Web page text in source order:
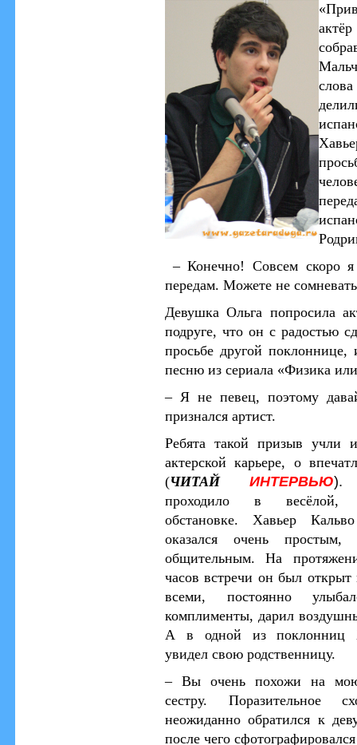
–Конечно! Совсем скоро
передам. Можете не
Девушка Ольга попросила
подруге, что он с радостью
просьбе другой
песню из сериала «Физика
– Я не певец, поэтому
признался артист.
Ребята такой призыв учли
актерской карьере, о
(ЧИТАЙ ИНТЕРВЬЮ
проходило в весёлой,
обстановке. Хавьер
оказался очень
общительным. На
часов встречи он был открыт
всеми, постоянно
комплименты, дарил
А в одной из поклонниц
увидел свою родственницу.
– Вы очень похожи на
сестру. Поразительное
неожиданно обратился к
после чего